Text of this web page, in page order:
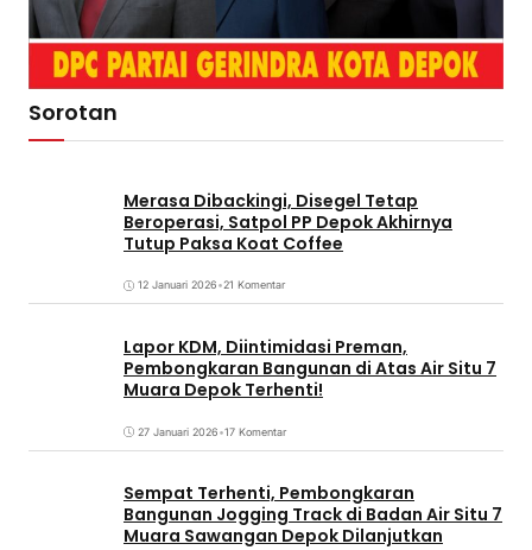
Sorotan
Merasa Dibackingi, Disegel Tetap
Beroperasi, Satpol PP Depok Akhirnya
Tutup Paksa Koat Coffee
12 Januari 2026•21 Komentar
Lapor KDM, Diintimidasi Preman,
Pembongkaran Bangunan di Atas Air Situ 7
Muara Depok Terhenti!
27 Januari 2026•17 Komentar
Sempat Terhenti, Pembongkaran
Bangunan Jogging Track di Badan Air Situ 7
Muara Sawangan Depok Dilanjutkan